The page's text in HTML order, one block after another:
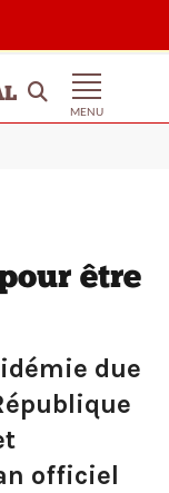
MENU
être
due
officiel